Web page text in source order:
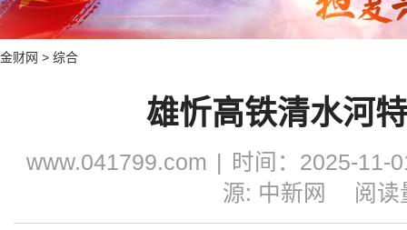
金财网 > 综合
雄忻高铁清水河
www.041799.com
时间：2025-11-
源: 中新网
阅读